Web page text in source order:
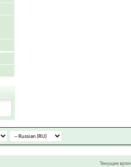
Текущее